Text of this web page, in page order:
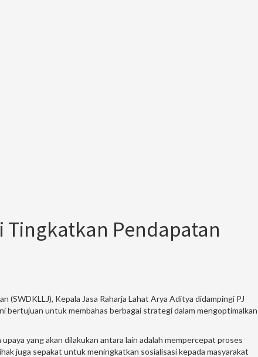
Tingkatkan Pendapatan
(SWDKLLJ), Kepala Jasa Raharja Lahat Arya Aditya didampingi PJ
bertujuan untuk membahas berbagai strategi dalam mengoptimalkan
yang akan dilakukan antara lain adalah mempercepat proses
juga sepakat untuk meningkatkan sosialisasi kepada masyarakat